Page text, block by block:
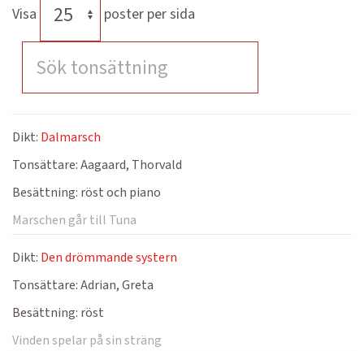
Visa poster per sida
Dikt: Dalmarsch
Tonsättare:Aagaard, Thorvald
Besättning: röst och piano
Marschen går till Tuna
Dikt: Den drömmande systern
Tonsättare:Adrian, Greta
Besättning: röst
Vinden spelar på sin sträng